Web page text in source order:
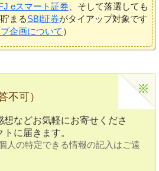
eスマート証券 、そして落選しても
まるSBI証券がタイアップ対象です
企画について ）
不可）
想などお気軽にお寄せくださ
に届きます。
人の特定できる情報の記入はご遠